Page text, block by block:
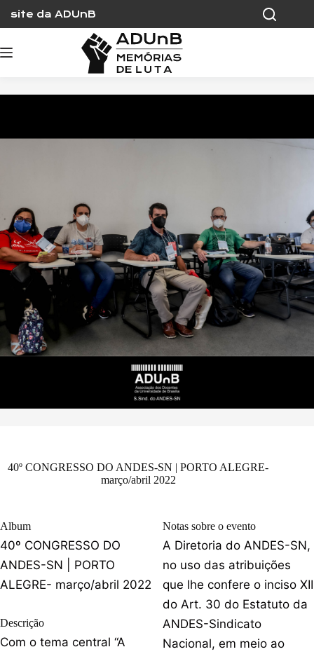
content
site da ADUnB
40º CONGRESSO DO ANDES-SN | PORTO ALEGRE-
março/abril 2022
Album
40º CONGRESSO DO
ANDES-SN | PORTO
ALEGRE- março/abril 2022
Descrição
Com o tema central “A
Notas sobre o evento
A Diretoria do ANDES-SN,
no uso das atribuições
que lhe confere o inciso XII
do Art. 30 do Estatuto da
ANDES-Sindicato
Nacional, em meio ao